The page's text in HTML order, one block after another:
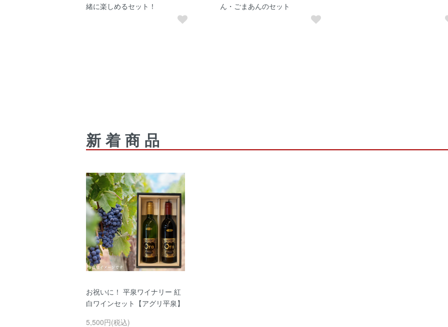
緒に楽しめるセット！
ん・ごまあんのセット
新着商品
お祝いに！ 平泉ワイナリー 紅
白ワインセット【アグリ平泉】
5,500円(税込)